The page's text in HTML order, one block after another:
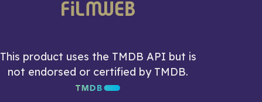
This product uses the TMDB API but is
not endorsed or certified by TMDB.